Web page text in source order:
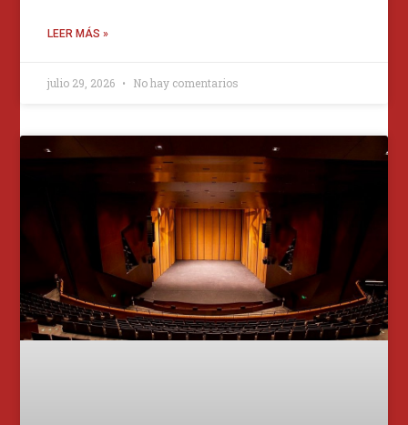
LEER MÁS »
julio 29, 2026 No hay comentarios